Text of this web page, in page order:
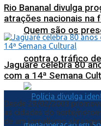
Quem são os
contra o tráfico
Rio Bananal divulga
atrações nacionais na
Jaguaré celebra 80
com a 14ª Semana
Desde 29/02/2003
as cidades do norte/
de um jornalismo